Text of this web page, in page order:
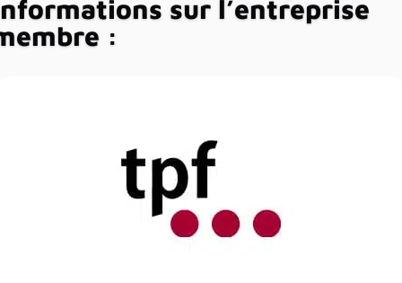
sur l’entreprise
: